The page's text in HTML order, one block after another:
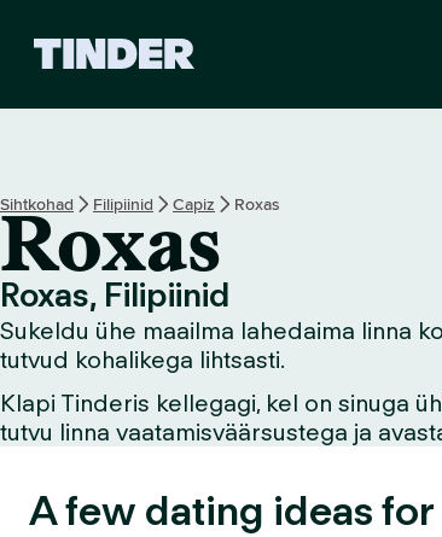
i
a
v
a
l
e
h
Sihtkohad Filipiinid Capiz Roxas
Roxas
Roxas, Filipiinid
Sukeldu ühe maailma lahedaima linna
tutvud kohalikega lihtsasti.
Klapi Tinderis kellegagi, kel on sinuga
tutvu linna vaatamisväärsustega ja
A few dating ideas for